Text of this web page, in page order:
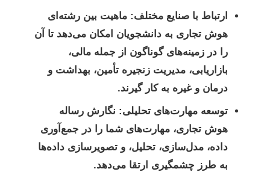
ارتباط با صنایع مختلف: ماهیت بین رشته‌ای
هوش تجاری به دانشجویان امکان می‌دهد تا آن
را در زمینه‌های گوناگون از جمله مالی،
بازاریابی، مدیریت زنجیره تأمین، بهداشت و
درمان و غیره به کار گیرند.
توسعه مهارت‌های تحلیلی: نگارش رساله
هوش تجاری، مهارت‌های شما را در جمع‌آوری
داده، مدل‌سازی، تحلیل، و تصویرسازی داده‌ها
به طرز چشمگیری ارتقا می‌دهد.